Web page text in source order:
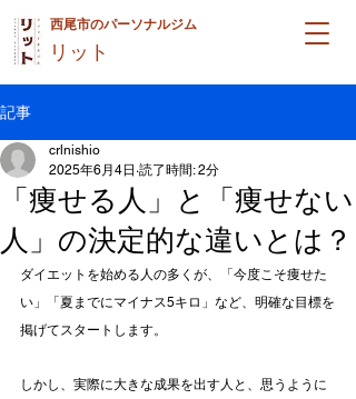
西尾市のパーソナルジム
リット
記事
「痩せる人」と「痩せない
人」の決定的な違いとは？
crlnishio
2025年6月4日 読了時間: 2分
ダイエットを始める人の多くが、「今度こそ痩せた
い」「夏までにマイナス5キロ」など、明確な目標を
掲げてスタートします。
しかし、実際に大きな成果を出す人と、思うように